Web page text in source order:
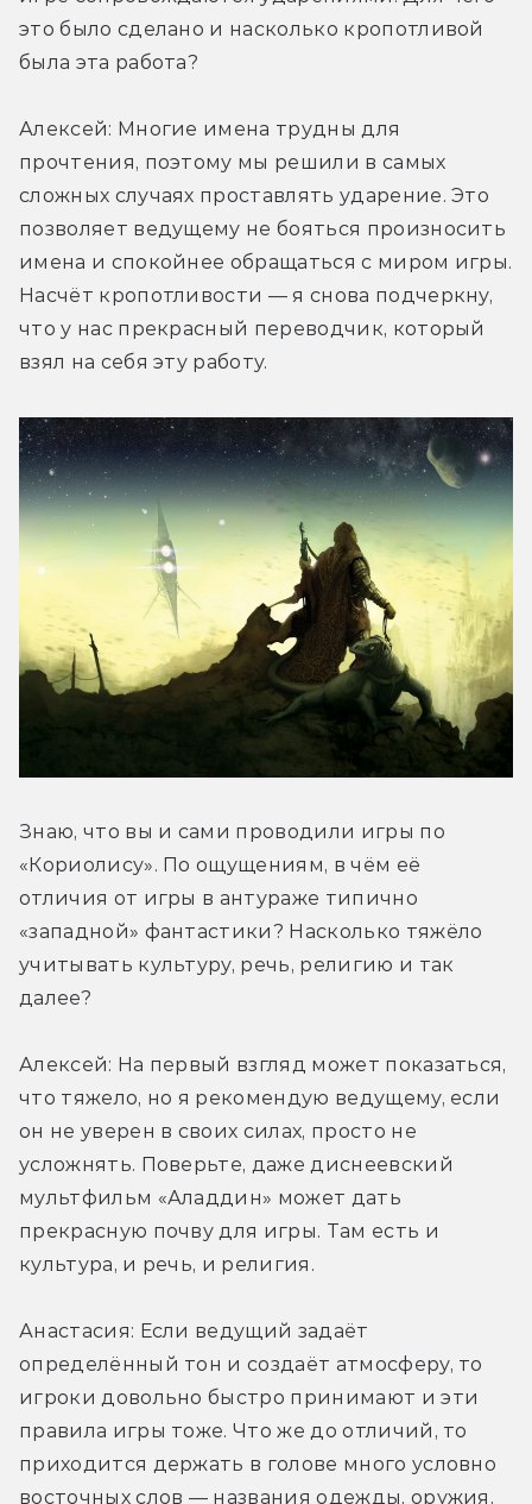
это было сделано и насколько кропотливой
была эта работа?
Алексей: Многие имена трудны для
прочтения, поэтому мы решили в самых
сложных случаях проставлять ударение. Это
позволяет ведущему не бояться произносить
имена и спокойнее обращаться с миром игры.
Насчёт кропотливости — я снова подчеркну,
что у нас прекрасный переводчик, который
взял на себя эту работу.
Знаю, что вы и сами проводили игры по
«Кориолису». По ощущениям, в чём её
отличия от игры в антураже типично
«западной» фантастики? Насколько тяжёло
учитывать культуру, речь, религию и так
далее?
Алексей: На первый взгляд может показаться,
что тяжело, но я рекомендую ведущему, если
он не уверен в своих силах, просто не
усложнять. Поверьте, даже диснеевский
мультфильм «Аладдин» может дать
прекрасную почву для игры. Там есть и
культура, и речь, и религия.
Анастасия: Если ведущий задаёт
определённый тон и создаёт атмосферу, то
игроки довольно быстро принимают и эти
правила игры тоже. Что же до отличий, то
приходится держать в голове много условно
восточных слов — названия одежды, оружия,